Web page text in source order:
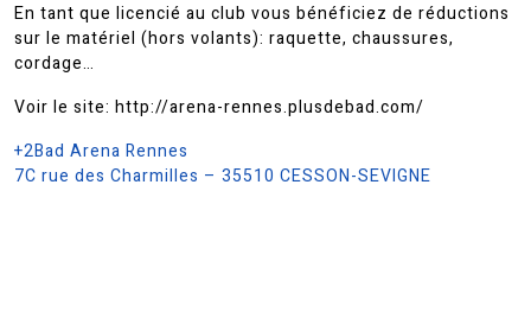
En tant que licencié au club vous bénéficiez de réductions
sur le matériel (hors volants): raquette, chaussures,
cordage…
Voir le site: http://arena-rennes.plusdebad.com/
+2Bad Arena Rennes
7C rue des Charmilles – 35510 CESSON-SEVIGNE